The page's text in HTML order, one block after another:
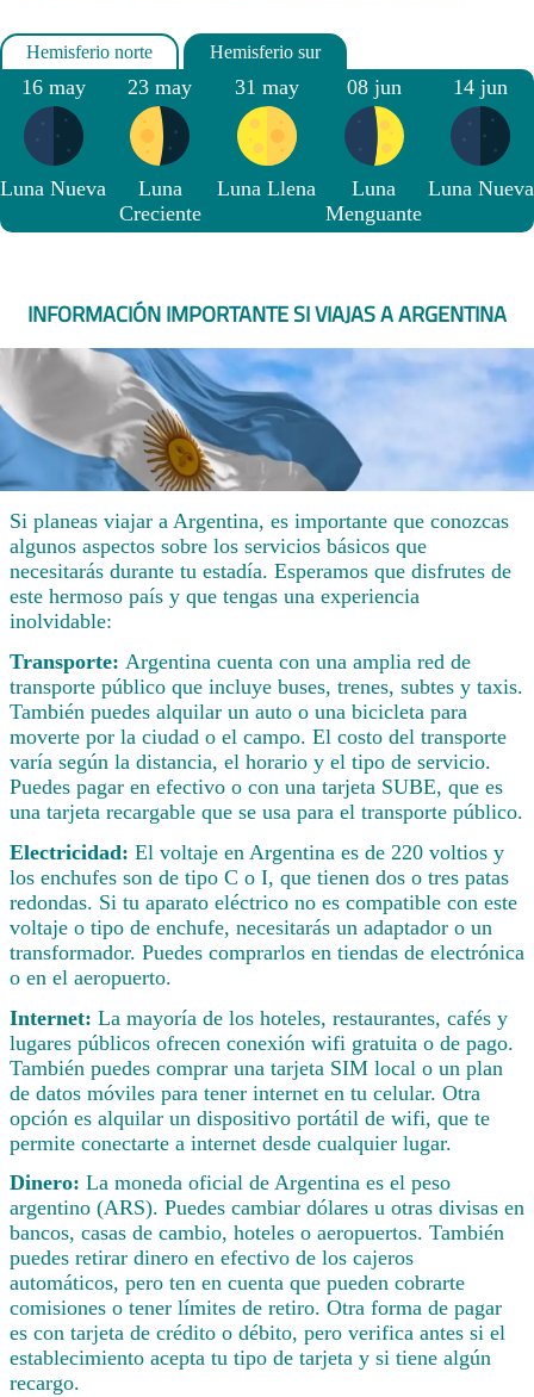
16 may
Luna Nueva
23 may
Luna
Creciente
31 may
Luna Llena
08 jun
Luna
Menguante
14 jun
Luna Nueva
INFORMACIÓN IMPORTANTE SI VIAJAS A ARGENTINA
Si planeas viajar a Argentina, es importante que conozcas
algunos aspectos sobre los servicios básicos que
necesitarás durante tu estadía. Esperamos que disfrutes de
este hermoso país y que tengas una experiencia
inolvidable:
Transporte: Argentina cuenta con una amplia red de
transporte público que incluye buses, trenes, subtes y taxis.
También puedes alquilar un auto o una bicicleta para
moverte por la ciudad o el campo. El costo del transporte
varía según la distancia, el horario y el tipo de servicio.
Puedes pagar en efectivo o con una tarjeta SUBE, que es
una tarjeta recargable que se usa para el transporte público.
Electricidad: El voltaje en Argentina es de 220 voltios y
los enchufes son de tipo C o I, que tienen dos o tres patas
redondas. Si tu aparato eléctrico no es compatible con este
voltaje o tipo de enchufe, necesitarás un adaptador o un
transformador. Puedes comprarlos en tiendas de electrónica
o en el aeropuerto.
Internet: La mayoría de los hoteles, restaurantes, cafés y
lugares públicos ofrecen conexión wifi gratuita o de pago.
También puedes comprar una tarjeta SIM local o un plan
de datos móviles para tener internet en tu celular. Otra
opción es alquilar un dispositivo portátil de wifi, que te
permite conectarte a internet desde cualquier lugar.
Dinero: La moneda oficial de Argentina es el peso
argentino (ARS). Puedes cambiar dólares u otras divisas en
bancos, casas de cambio, hoteles o aeropuertos. También
puedes retirar dinero en efectivo de los cajeros
automáticos, pero ten en cuenta que pueden cobrarte
comisiones o tener límites de retiro. Otra forma de pagar
es con tarjeta de crédito o débito, pero verifica antes si el
establecimiento acepta tu tipo de tarjeta y si tiene algún
recargo.